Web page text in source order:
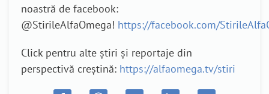
noastră de facebook:
@StirileAlfaOmega! https://facebook.com/
Click pentru alte știri și reportaje din
perspectivă creștină: https://alfaomega.tv/stiri